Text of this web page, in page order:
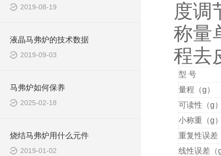
2019-08-19
液晶马弗炉的技术数据
2019-09-03
马弗炉如何保养
2025-02-18
烧结马弗炉用什么元件
2019-01-02
度
称量
程去
型 号
量程（g）
可读性（g
小称重（g
重复性误差
线性误差（